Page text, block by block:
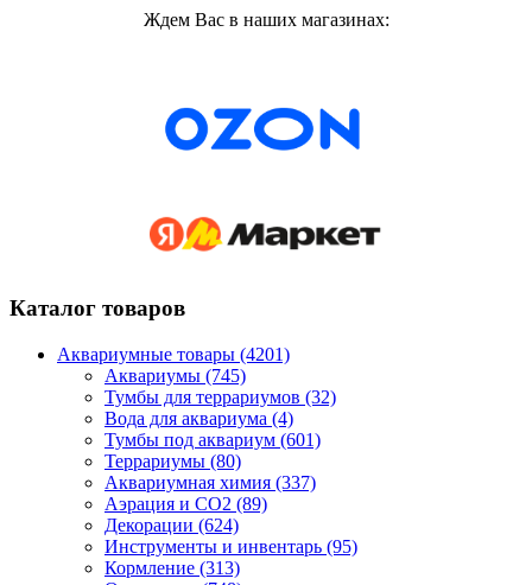
Ждем Вас в наших магазинах:
Каталог товаров
Аквариумные товары (4201)
Аквариумы (745)
Тумбы для террариумов (32)
Вода для аквариума (4)
Тумбы под аквариум (601)
Террариумы (80)
Аквариумная химия (337)
Аэрация и CO2 (89)
Декорации (624)
Инструменты и инвентарь (95)
Кормление (313)